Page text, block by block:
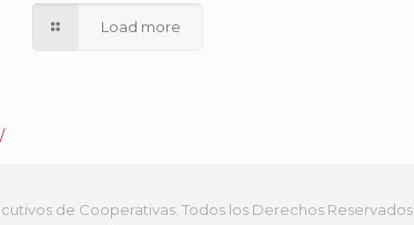
Load more
de Cooperativas. Todos los Derechos Reservados.